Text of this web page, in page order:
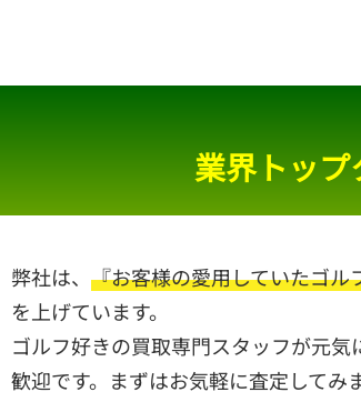
業界トップ
弊社は、 『お客様の愛用していたゴ
を上げています。
ゴルフ好きの買取専門スタッフが元気
歓迎です。まずはお気軽に査定してみ